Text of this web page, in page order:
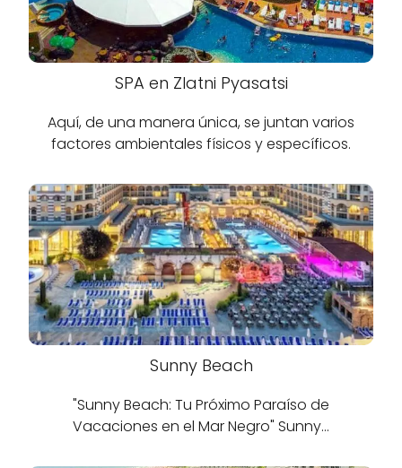
SPA en Zlatni Pyasatsi
Aquí, de una manera única, se juntan varios
factores ambientales físicos y específicos.
Sunny Beach
"Sunny Beach: Tu Próximo Paraíso de
Vacaciones en el Mar Negro" Sunny…